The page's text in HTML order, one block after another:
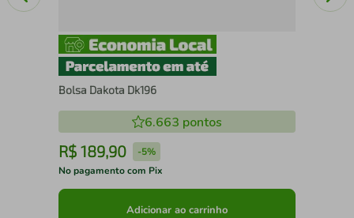
Bolsa Dakota Dk196
6.663 pontos
R$ 189,90 -5%
No pagamento com Pix
Adicionar ao carrinho